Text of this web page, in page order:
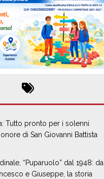
Tutto pronto per i solenni
di San Giovanni Battista
“Puparuolo” dal 1948: da
e Giuseppe, la storia